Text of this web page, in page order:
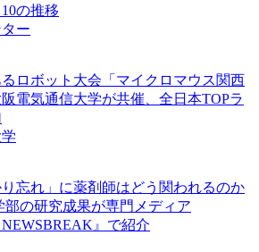
の推移
ー
ロボット大会「マイクロマウス関西
電気通信大学が共催、全日本TOPラ
り忘れ」に薬剤師はどう関われるのか
の研究成果が専門メディア
NEWSBREAK』で紹介